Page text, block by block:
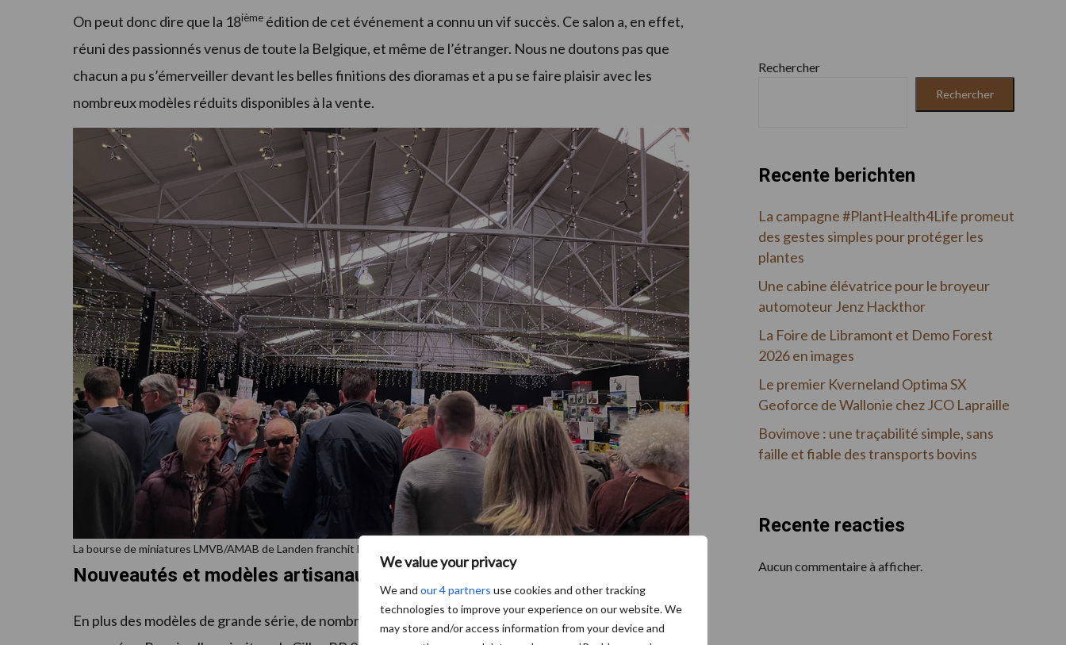
We value your privacy
We and our 4 partners use cookies and other tracking
technologies to improve your experience on our website. We
may store and/or access information from your device and
On peut donc dire que la 18ième édition de cet événement a connu un vif succès. Ce salon a, en effet,
réuni des passionnés venus de toute la Belgique, et même de l’étranger. Nous ne doutons pas que
chacun a pu s’émerveiller devant les belles finitions des dioramas et a pu se faire plaisir avec les
nombreux modèles réduits disponibles à la vente.
La bourse de miniatures LMVB/AMAB de Landen franchit le cap des 1 000 visiteurs.
Nouveautés et modèles artisanaux
En plus des modèles de grande série, de nombreuses autres miniatures artisanales étaient
Rechercher
Rechercher
Recente berichten
La campagne #PlantHealth4Life promeut
des gestes simples pour protéger les
plantes
Une cabine élévatrice pour le broyeur
automoteur Jenz Hackthor
La Foire de Libramont et Demo Forest
2026 en images
Le premier Kverneland Optima SX
Geoforce de Wallonie chez JCO Lapraille
Bovimove : une traçabilité simple, sans
faille et fiable des transports bovins
Recente reacties
Aucun commentaire à afficher.